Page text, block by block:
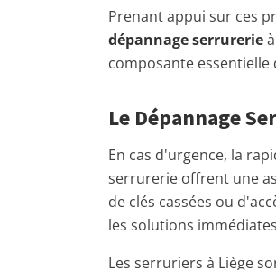
Prenant appui sur ces
dépannage serrurerie
composante
Le Dépannage
En cas d'urgence, la
serrurerie offrent une
de clés cassées ou
les solutions
Les serruriers à Liège